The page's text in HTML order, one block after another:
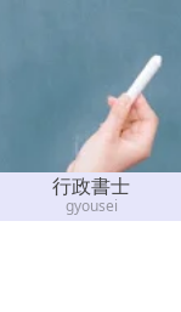
行政書士
gyousei